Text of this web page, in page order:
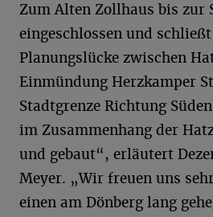
Zum Alten Zollhaus bis zur
eingeschlossen und
Planungslücke zwischen
Einmündung Herzkamper
Stadtgrenze Richtung
im Zusammenhang der
und gebaut“, erläutert
Meyer. „Wir freuen uns
einen am Dönberg lang